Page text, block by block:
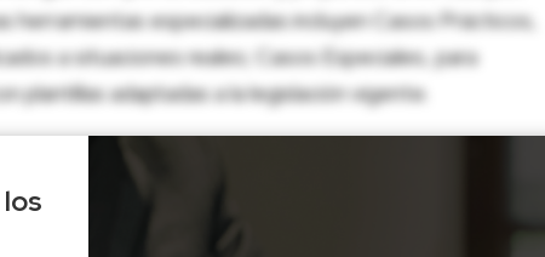
herramientas especializadas incluyen Casos Prácticos,
a situaciones reales; Casos Especiales, para
adaptadas a la legislación vigente.